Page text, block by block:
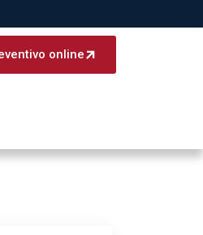
online